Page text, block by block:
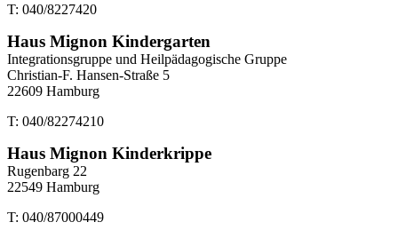
T: 040/8227420
Haus Mignon Kindergarten
Integrationsgruppe und Heilpädagogische Gruppe
Christian-F. Hansen-Straße 5
22609 Hamburg
T: 040/82274210
Haus Mignon Kinderkrippe
Rugenbarg 22
22549 Hamburg
T: 040/87000449